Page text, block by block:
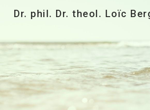
Dr. phil. Dr. theol. Loïc